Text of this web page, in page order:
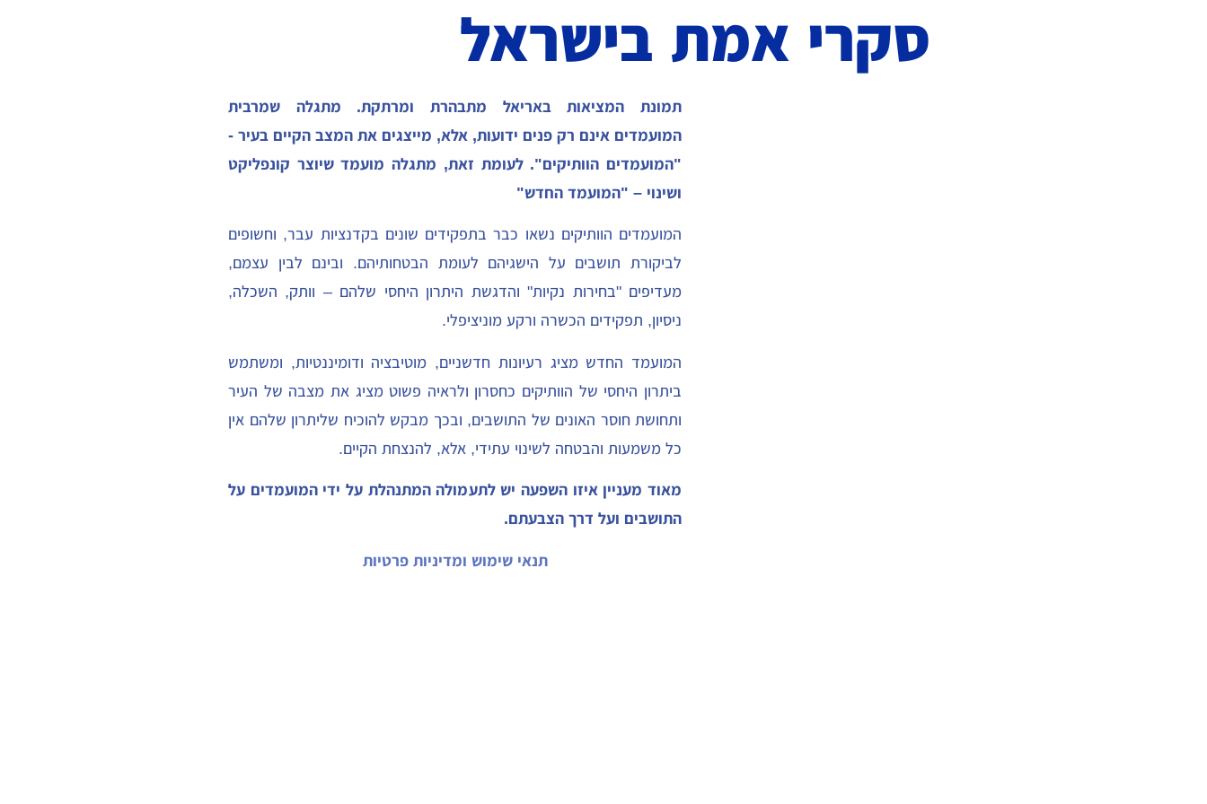
סקרי אמת בישראל
תמונת המציאות באריאל מתבהרת ומרתקת. מתגלה שמרבית
המועמדים אינם רק פנים ידועות, אלא, מייצגים את המצב הקיים בעיר -
"המועמדים הוותיקים". לעומת זאת, מתגלה מועמד שיוצר קונפליקט
ושינוי – "המועמד החדש"
המועמדים הוותיקים נשאו כבר בתפקידים שונים בקדנציות עבר, וחשופים
לביקורת תושבים על הישגיהם לעומת הבטחותיהם. ובינם לבין עצמם,
מעדיפים "בחירות נקיות" והדגשת היתרון היחסי שלהם – וותק, השכלה,
ניסיון, תפקידים הכשרה ורקע מוניציפלי.
המועמד החדש מציג רעיונות חדשניים, מוטיבציה ודומיננטיות, ומשתמש
ביתרון היחסי של הוותיקים כחסרון ולראיה פשוט מציג את מצבה של העיר
ותחושת חוסר האונים של התושבים, ובכך מבקש להוכיח שליתרון שלהם אין
כל משמעות והבטחה לשינוי עתידי, אלא, להנצחת הקיים.
מאוד מעניין איזו השפעה יש לתעמולה המתנהלת על ידי המועמדים על
התושבים ועל דרך הצבעתם.
תנאי שימוש ומדיניות פרטיות